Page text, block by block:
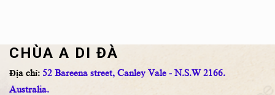
CHÙA A DI ĐÀ
Địa chỉ: 52 Bareena street, Canley Vale - N.S.W 2166.
Australia.